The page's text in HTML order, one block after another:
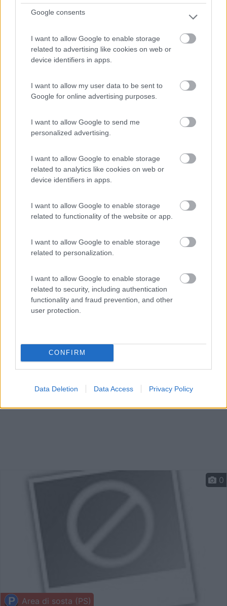
Google consents
I want to allow Google to enable storage
related to advertising like cookies on web or
device identifiers in apps.
I want to allow my user data to be sent to
Google for online advertising purposes.
I want to allow Google to send me
personalized advertising.
I want to allow Google to enable storage
related to analytics like cookies on web or
device identifiers in apps.
I want to allow Google to enable storage
related to functionality of the website or app.
I want to allow Google to enable storage
related to personalization.
I want to allow Google to enable storage
related to security, including authentication
functionality and fraud prevention, and other
user protection.
CONFIRM
Data Deletion Data Access Privacy Policy
Gestita dall’agriturismo Mussbachhof-Biobauernhof,
11a Marzon
Lientsch
Servizi / Posizione
L'azienda biologica è dedita prevalentemente
all'allevam...
Dellach - 46.6km
Area di sosta (PS)
0